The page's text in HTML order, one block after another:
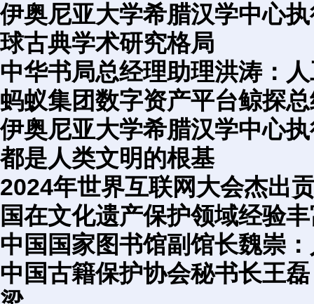
伊奥尼亚大学希腊汉学中心
球古典学术研究格局
中华书局总经理助理洪涛：
蚂蚁集团数字资产平台鲸探
伊奥尼亚大学希腊汉学中心
都是人类文明的根基
2024年世界互联网大会杰出
国在文化遗产保护领域经验
中国国家图书馆副馆长魏崇
中国古籍保护协会秘书长王